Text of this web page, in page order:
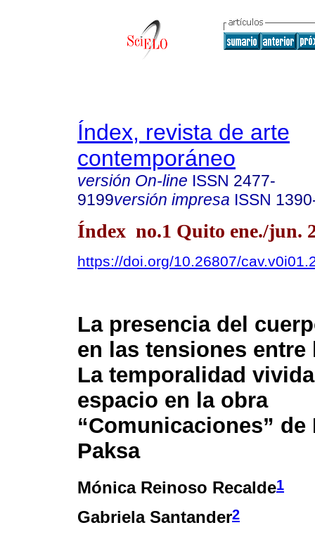
Índex, revista de arte
contemporáneo
versión On-line ISSN 2477-
9199versión impresa ISSN
Índex no.1 Quito ene./jun.
https://doi.org/10.26807/
La presencia del
en las tensiones entre
La temporalidad
espacio en la obra
“Comunicaciones” de
Paksa
Mónica Reinoso Recalde1
Gabriela Santander2